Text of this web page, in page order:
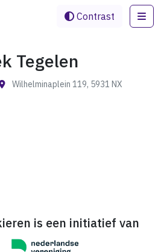
Contrast
Tegelen
Wilhelminaplein 119, 5931 NX
is een initiatief van